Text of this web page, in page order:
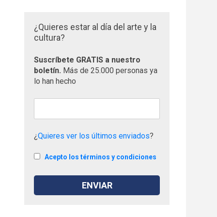
¿Quieres estar al día del arte y la
cultura?
Suscríbete GRATIS a nuestro
boletín. Más de 25.000 personas ya
lo han hecho
¿Quieres ver los últimos enviados?
Acepto los términos y condiciones